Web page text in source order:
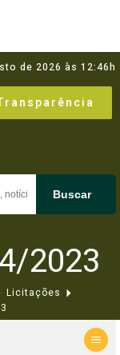
de 2026 às 12:46h
Buscar
2023
Licitações